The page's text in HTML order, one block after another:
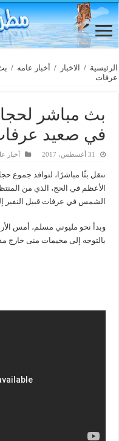
الرئيسية / الاخبار / أخبار عامه /
عرفات
بث مباشر
في صعيد
31 أغسطس، 2017 أخبار
ننقل بثًا مباشرًا، لتوافد جموع
الأعظم في الحج، الذي من
الشمس في عرفات قبيل النفير
وبدأ نحو مليوني مسلم، أمس
بالتوجه إلى مخيمات منى خارج